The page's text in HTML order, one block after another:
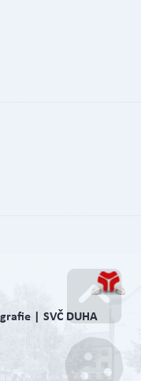
| SVČ DUHA
Go